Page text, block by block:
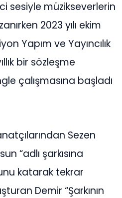
sesiyle müzikseverlerin
2023 yılı ekim
Yapım ve Yayıncılık
bir sözleşme
çalışmasına başladı
Sezen
“adlı şarkısına
katarak tekrar
Demir “Şarkının